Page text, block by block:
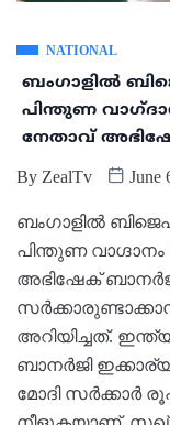
NATIONAL
ബംഗാളില്‍
പിന്തുണ
നേതാവ്
By ZealTv June
ബംഗാളില്‍
പിന്തുണ
അഭിഷേക്
അറിയിച്ചത്.
ബാനര്‍ജി
മോദി സര്‍ക്കാര്‍